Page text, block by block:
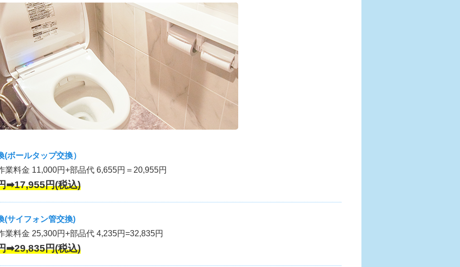
ボールタップ交換）
業料金 11,000円+部品代 6,655円＝20,955円
➡17,955円(税込)
(サイフォン管交換)
業料金 25,300円+部品代 4,235円=32,835円
➡29,835円(税込)